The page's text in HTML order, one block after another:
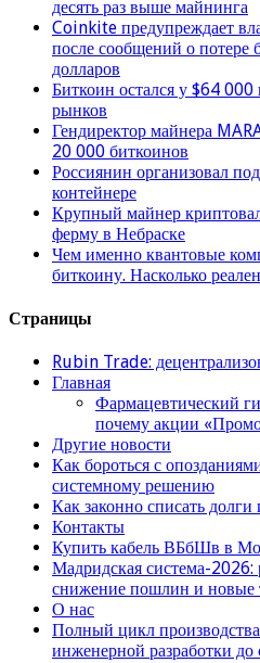
десять раз выше майнинга
Coinkite предупреждает
после сообщений о
долларов
Биткоин остался у $64 000
рынков
Гендиректор майнера
20 000 биткоинов
Россиянин организовал
контейнере
Крупный майнер
ферму в Небраске
Чем именно квантовые
биткоину. Насколько
Страницы
Rubin Trade:
Главная
Фармацевтический
почему акции
Другие новости
Как бороться с
системному решению
Как законно списать долги
Контакты
Купить кабель ВБбШв в
Мадридская система-2026:
снижение пошлин и новые
О нас
Полный цикл
инженерной разработки до